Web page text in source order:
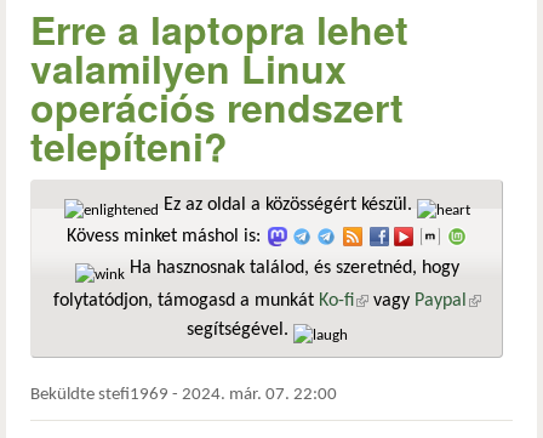
Erre a laptopra lehet
valamilyen Linux
operációs rendszert
telepíteni?
Ez az oldal a közösségért készül.
Kövess minket máshol is:
Ha hasznosnak találod, és szeretnéd, hogy
folytatódjon, támogasd a munkát Ko-fi(külső hivatkozás)
vagy Paypal
segítségével.
Beküldte stefi1969 - 2024. már. 07. 22:00